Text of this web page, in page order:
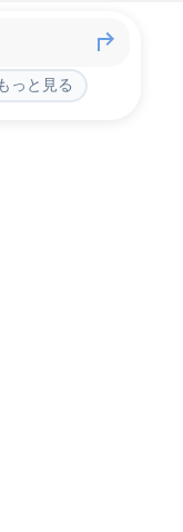
っと見る